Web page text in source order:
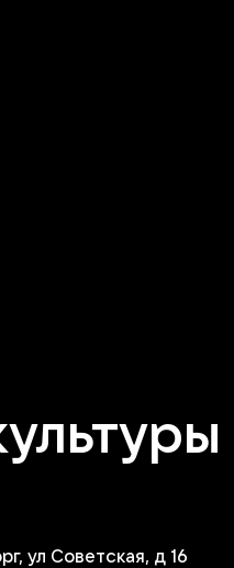
ул Советская, д 16